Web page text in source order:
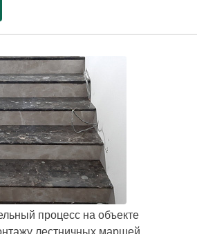
процесс на объекте
лестничных маршей